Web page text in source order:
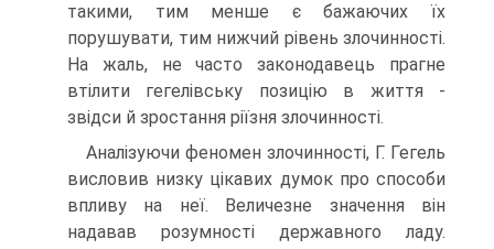
такими, тим менше є бажаючих їх
порушувати, тим нижчий рівень злочинності.
На жаль, не часто законодавець прагне
втілити гегелівську позицію в життя -
звідси й зростання ріїзня злочинності.
Аналізуючи феномен злочинності, Г. Гегель
висловив низку цікавих думок про способи
впливу на неї. Величезне значення він
надавав розумності державного ладу.